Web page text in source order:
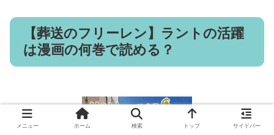
【葬送のフリーレン】ラントの活躍
は漫画の何巻で読める？
メニュー ホーム 検索 トップ サイドバー